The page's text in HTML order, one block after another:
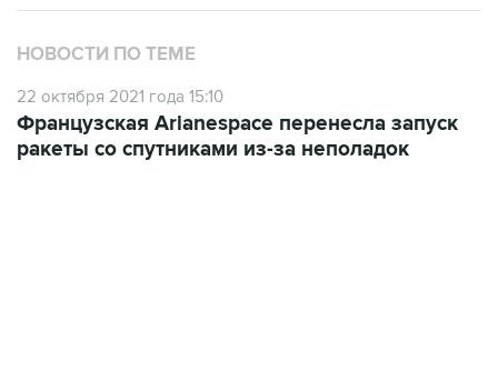
НОВОСТИ ПО ТЕМЕ
22 октября 2021 года 15:10
Французская Arianespace перенесла запуск
ракеты со спутниками из-за неполадок